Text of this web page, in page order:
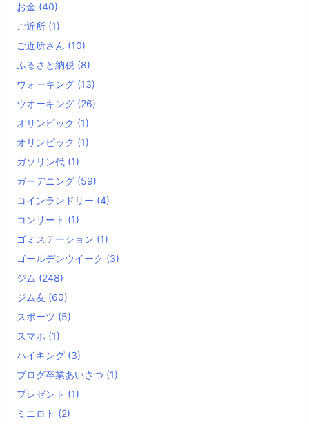
お金 (40)
ご近所 (1)
ご近所さん (10)
ふるさと納税 (8)
ウォーキング (13)
ウオーキング (26)
オリンピック (1)
オリンピック (1)
ガソリン代 (1)
ガーデニング (59)
コインランドリー (4)
コンサート (1)
ゴミステーション (1)
ゴールデンウイーク (3)
ジム (248)
ジム友 (60)
スポーツ (5)
スマホ (1)
ハイキング (3)
ブログ卒業あいさつ (1)
プレゼント (1)
ミニロト (2)